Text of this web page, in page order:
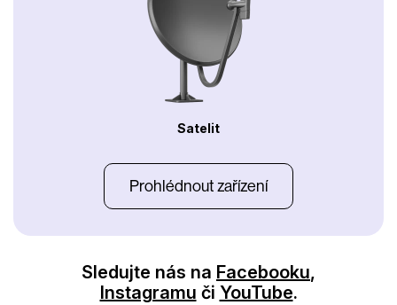
Satelit
Prohlédnout zařízení
Sledujte nás na Facebooku,
Instagramu či YouTube.